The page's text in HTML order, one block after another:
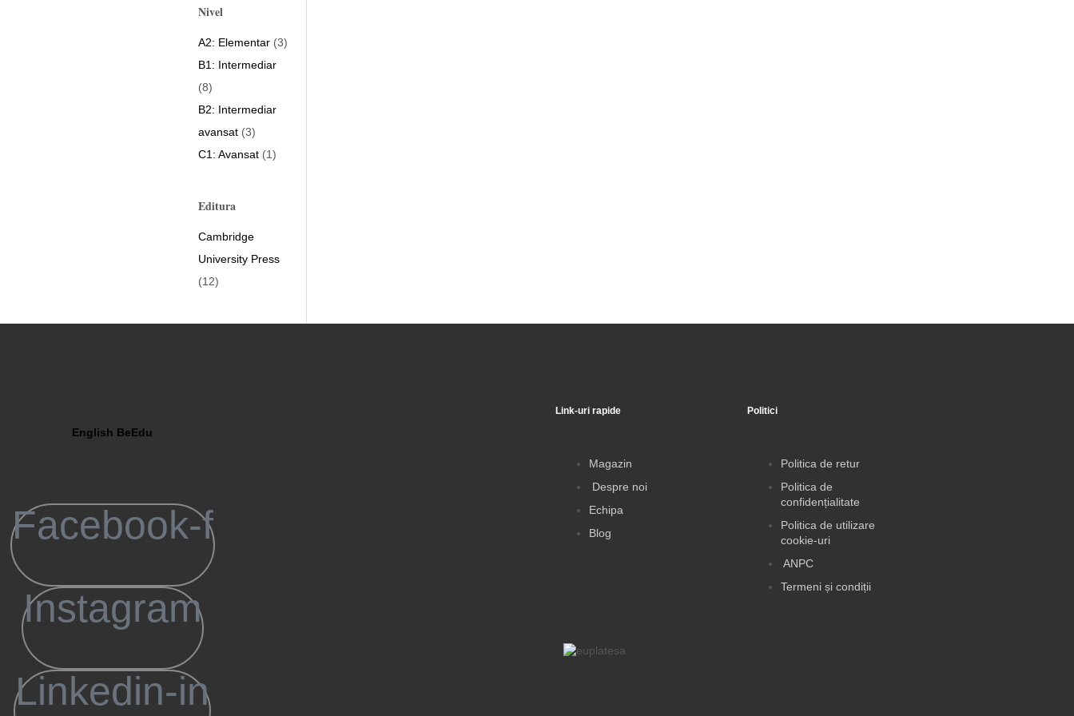
Nivel
A2: Elementar (3)
B1: Intermediar
(8)
B2: Intermediar
avansat (3)
C1: Avansat (1)
Editura
Cambridge
University Press
(12)
English BeEdu
Facebook-f
Instagram
Linkedin-in
Link-uri rapide
Magazin
Despre noi
Echipa
Blog
Politici
Politica de retur
Politica de
confidențialitate
Politica de utilizare
cookie-uri
ANPC
Termeni și condiții